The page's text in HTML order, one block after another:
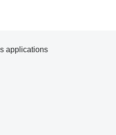
applications